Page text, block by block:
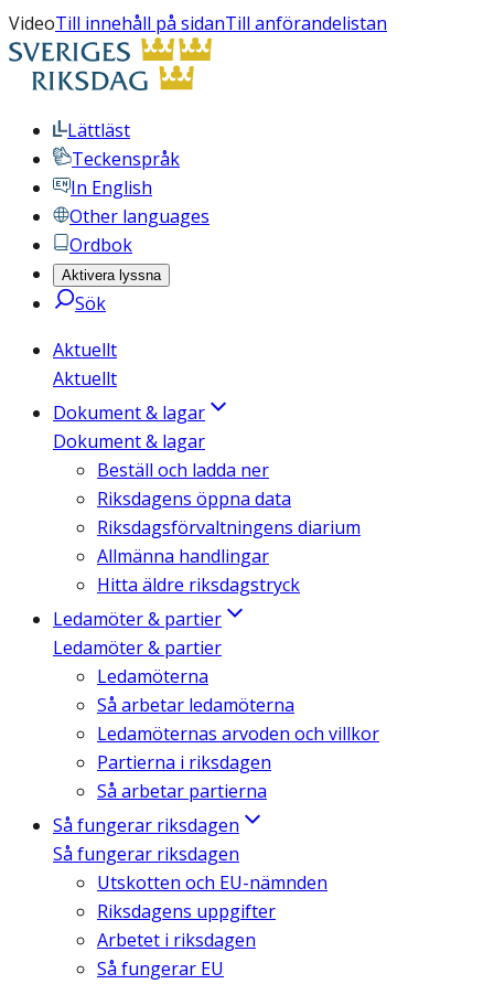
VideoTill innehåll på sidanTill anförandelistan
Lättläst
Teckenspråk
In English
Other languages
Ordbok
Aktivera lyssna
Sök
Aktuellt
Aktuellt
Dokument & lagar
Dokument & lagar
Beställ och ladda ner
Riksdagens öppna data
Riksdagsförvaltningens diarium
Allmänna handlingar
Hitta äldre riksdagstryck
Ledamöter & partier
Ledamöter & partier
Ledamöterna
Så arbetar ledamöterna
Ledamöternas arvoden och villkor
Partierna i riksdagen
Så arbetar partierna
Så fungerar riksdagen
Så fungerar riksdagen
Utskotten och EU-nämnden
Riksdagens uppgifter
Arbetet i riksdagen
Så fungerar EU